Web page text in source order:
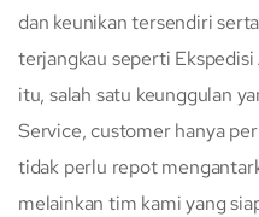
dan keunikan tersendiri
terjangkau seperti
itu, salah satu keunggulan
Service, customer hanya
tidak perlu repot
melainkan tim kami yang